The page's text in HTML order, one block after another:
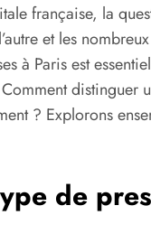
française, la
et les
à Paris est
? Explorons
de